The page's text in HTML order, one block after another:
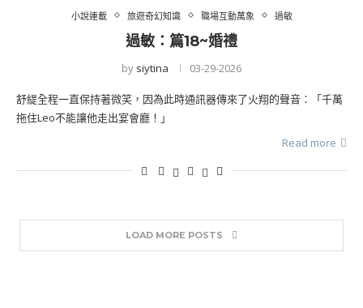
小說連載 旅遊奇幻知識 職場互動萬象 過敏
過敏：篇18~婚禮
by siytina 03-29-2026
舒緹全程一直保持著微笑，因為此時通訊器傳來了火翔的聲音：「千萬
拖住Leo不能讓他走出宴會廳！」
Read more
LOAD MORE POSTS